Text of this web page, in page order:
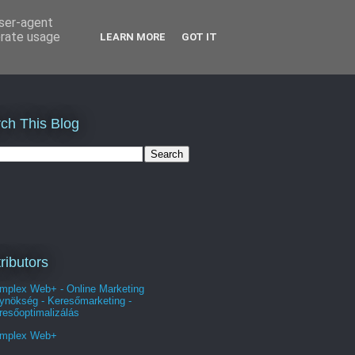
This Blog
Web+ - Online Marketing
- Keresőmarketing -
Web+
agent
usage
LEARN MORE GOT IT